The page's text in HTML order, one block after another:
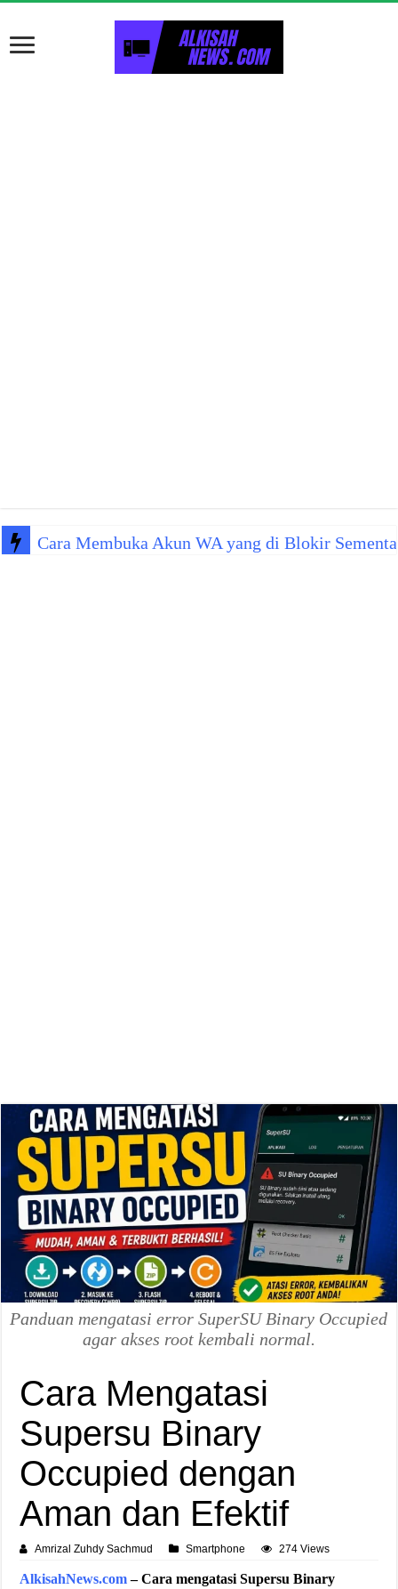
Cara Membuka Akun WA yang di Blokir
Panduan mengatasi error SuperSU Binary Occupied
agar akses root kembali normal.
Cara Mengatasi
Supersu Binary
Occupied dengan
Aman dan Efektif
Amrizal Zuhdy Sachmud Smartphone 274 Views
AlkisahNews.com– Cara mengatasi Supersu Binary